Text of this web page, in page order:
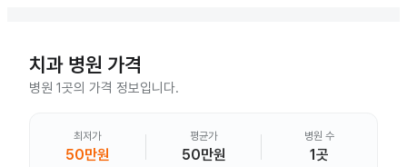
치과 병원 가격
병원 1곳의 가격 정보입니다.
최저가
50만원
평균가
50만원
병원 수
1곳